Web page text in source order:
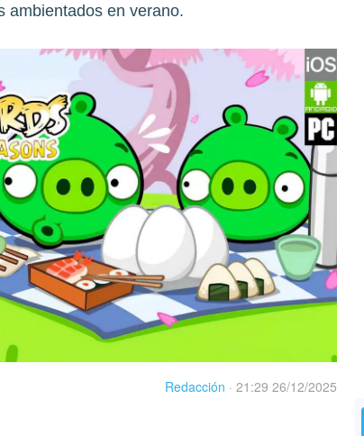
ambientados en verano.
Redacción · 21:29 26/12/2025